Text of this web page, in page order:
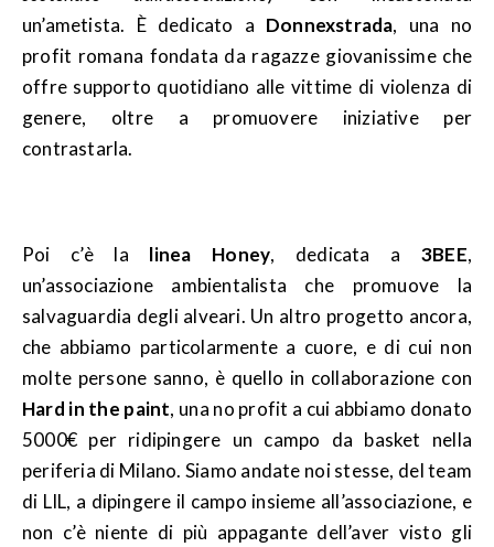
un’ametista. È dedicato a Donnexstrada, una no
profit romana fondata da ragazze giovanissime che
offre supporto quotidiano alle vittime di violenza di
genere, oltre a promuovere iniziative per
contrastarla.
Poi c’è la linea Honey, dedicata a 3BEE,
un’associazione ambientalista che promuove la
salvaguardia degli alveari. Un altro progetto ancora,
che abbiamo particolarmente a cuore, e di cui non
molte persone sanno, è quello in collaborazione con
Hard in the paint, una no profit a cui abbiamo donato
5000€ per ridipingere un campo da basket nella
periferia di Milano. Siamo andate noi stesse, del team
di LIL, a dipingere il campo insieme all’associazione, e
non c’è niente di più appagante dell’aver visto gli